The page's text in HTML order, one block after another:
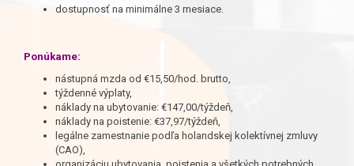
dostupnosť na minimálne 3 mesiace.
Ponúkame:
nástupná mzda od €15,50/hod. brutto,
týždenné výplaty,
náklady na ubytovanie: €147,00/týždeň,
náklady na poistenie: €37,97/týždeň,
legálne zamestnanie podľa holandskej kolektívnej zmluvy
(CAO),